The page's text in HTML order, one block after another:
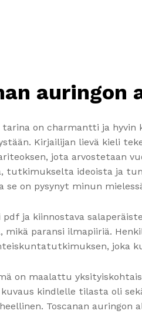
auringon
tarina on charmantti ja
Kirjailijan lievä kieli
jota arvostetaan
tutkimukselta ideoista ja
se on pysynyt minun
ja kiinnostava
mikä paransi ilmapiiriä.
joka
on maalattu
kindlelle tilasta oli
Toscanan auringon